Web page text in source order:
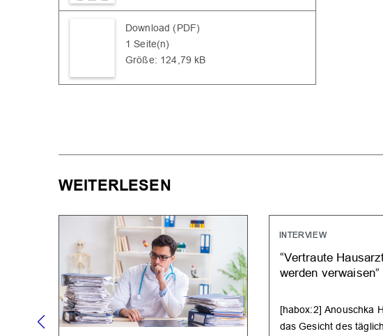
Download (PDF)
1 Seite(n)
Größe: 124,79 kB
WEITERLESEN
INTERVIEW
“Vertraute
werden verwaisen”
[habox:2] Anouschka
das Gesicht des